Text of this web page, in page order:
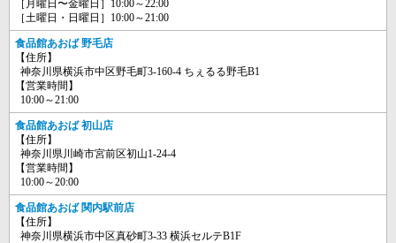
［月曜日〜金曜日］10:00～22:00
［土曜日・日曜日］10:00～21:00
食品館あおば 野毛店
【住所】
神奈川県横浜市中区野毛町3-160-4 ちぇるる野毛B1
【営業時間】
10:00～21:00
食品館あおば 初山店
【住所】
神奈川県川崎市宮前区初山1-24-4
【営業時間】
10:00～20:00
食品館あおば 関内駅前店
【住所】
神奈川県横浜市中区真砂町3-33 横浜セルテB1F